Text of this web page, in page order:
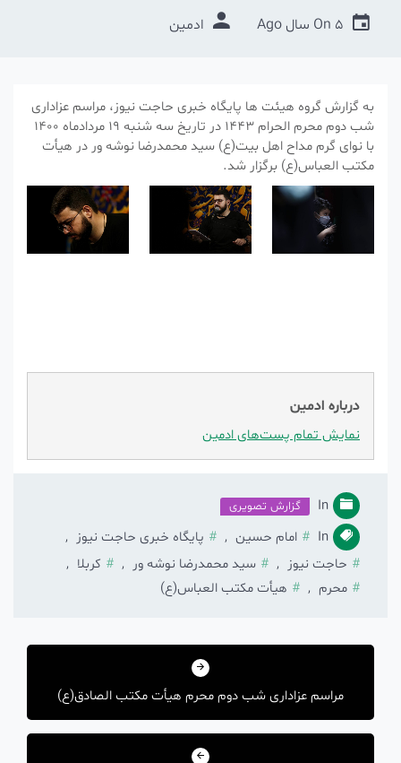
On 5 سال Ago ادمین
به گزارش گروه هیئت ها پایگاه خبری حاجت نیوز، مراسم عزاداری
شب دوم محرم الحرام ۱۴۴۳ در تاریخ سه شنبه ۱۹ مردادماه ۱۴۰۰
با نوای گرم مداح اهل بیت(ع) سید محمدرضا نوشه ور در هیأت
مکتب العباس(ع) برگزار شد.
درباره ادمین
نمایش تمام پست‌های ادمین
In گزارش تصویری
In امام حسین , پایگاه خبری حاجت نیوز ,
حاجت نیوز , سید محمدرضا نوشه ور , کربلا ,
محرم , هیأت مکتب العباس(ع)
راهبری
مراسم عزاداری شب دوم محرم هیأت مکتب الصادق(ع)